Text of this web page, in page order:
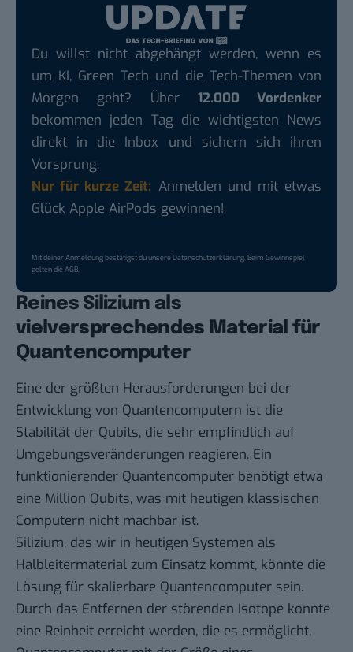
Du willst nicht abgehängt werden, wenn es
um KI, Green Tech und die Tech-Themen von
Morgen geht? Über 12.000 Vordenker
bekommen jeden Tag die wichtigsten News
direkt in die Inbox und sichern sich ihren
Vorsprung.
Nur für kurze Zeit: Anmelden und mit etwas
Glück Apple AirPods gewinnen!
Mit deiner Anmeldung bestätigst du unsereDatenschutzerklärung. Beim Gewinnspiel
gelten dieAGB.
Reines Silizium als
vielversprechendes Material für
Quantencomputer
Eine der größten Herausforderungen bei der
Entwicklung von Quantencomputern ist die
Stabilität der Qubits, die sehr empfindlich auf
Umgebungsveränderungen reagieren. Ein
funktionierender Quantencomputer benötigt etwa
eine Million Qubits, was mit heutigen klassischen
Computern nicht machbar ist.
Silizium, das wir in heutigen Systemen als
Halbleitermaterial zum Einsatz kommt, könnte die
Lösung für skalierbare Quantencomputer sein.
Durch das Entfernen der störenden Isotope konnte
eine Reinheit erreicht werden, die es ermöglicht,